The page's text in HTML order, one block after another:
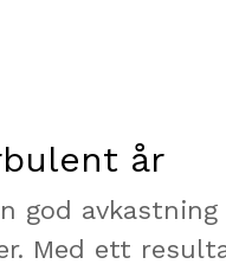
år
god
Med ett